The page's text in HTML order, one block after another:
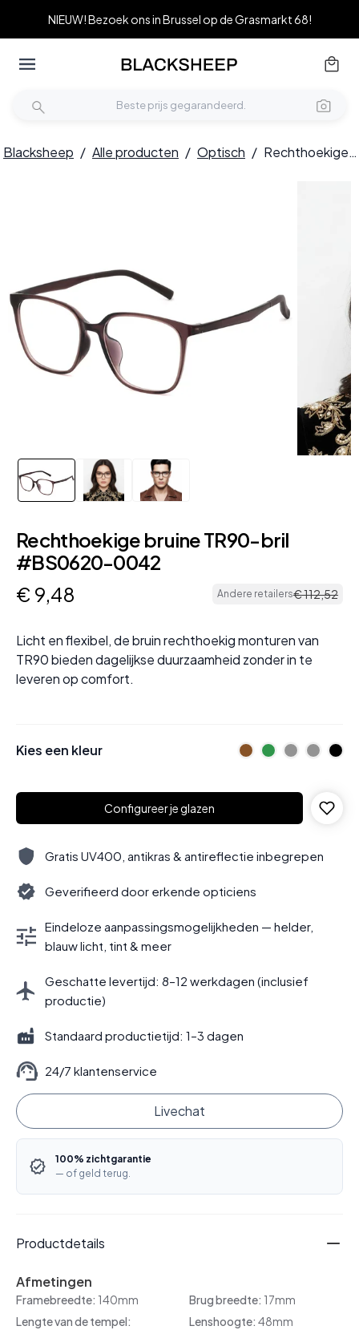
NIEUW! Bezoek ons in Brussel op de Grasmarkt 68!
Blacksheep / Alle producten / Optisch / Rechthoekige bruine TR90-bril #BS0620-0042
Rechthoekige bruine TR90-bril
#BS0620-0042
€ 9,48 Andere retailers€112,52
Licht en flexibel, de bruin rechthoekig monturen van
TR90 bieden dagelijkse duurzaamheid zonder in te
leveren op comfort.
Kies een kleur
Configureer je glazen
Gratis UV400, antikras & antireflectie inbegrepen
Geverifieerd door erkende opticiens
Eindeloze aanpassingsmogelijkheden — helder,
blauw licht, tint & meer
Geschatte levertijd: 8–12 werkdagen (inclusief
productie)
Standaard productietijd: 1–3 dagen
24/7 klantenservice
Livechat
100% zichtgarantie
— of geld terug.
Productdetails
Afmetingen
Framebreedte: 140mm Brug breedte: 17mm
Lengte van de tempel:
Lenshoogte: 48mm